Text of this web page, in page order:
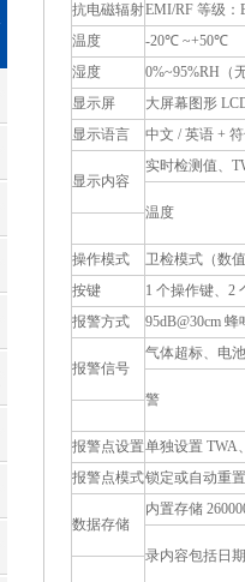
抗电磁辐射EMI/RF 等级：
温度
-20℃ ~+50℃
湿度
0%~95%RH（
显示屏
大屏幕图形
显示语言
中文 / 英语 +
显示内容
实时检测值、
温度
操作模式
卫检模式（数
按键
1 个操作键、2
报警方式
95dB@30cm
报警信号
气体超标、电
警
报警点设置单独设置 TWA
报警点模式锁定或自动重
数据存储
内置存储
录内容包括日